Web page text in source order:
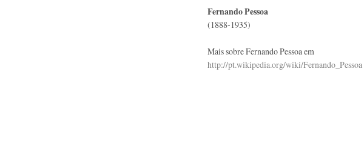
Fernando Pessoa
(1888-1935)
Mais sobre Fernando Pessoa em
http://pt.wikipedia.org/wiki/Fernando_Pessoa